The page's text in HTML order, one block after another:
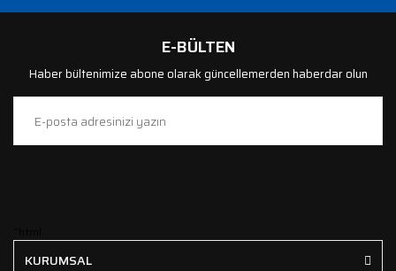
E-BÜLTEN
Haber bültenimize abone olarak güncellemerden haberdar olun
KURUMSAL